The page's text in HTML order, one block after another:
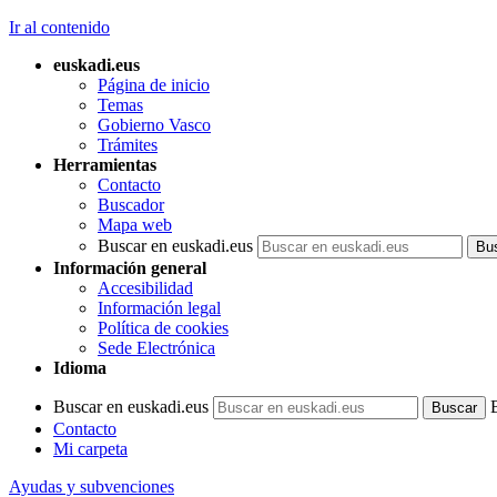
Ir al contenido
euskadi.eus
Página de inicio
Temas
Gobierno Vasco
Trámites
Herramientas
Contacto
Buscador
Mapa web
Buscar en euskadi.eus
Información general
Accesibilidad
Información legal
Política de cookies
Sede Electrónica
Idioma
Buscar en euskadi.eus
Contacto
Mi carpeta
Ayudas y subvenciones